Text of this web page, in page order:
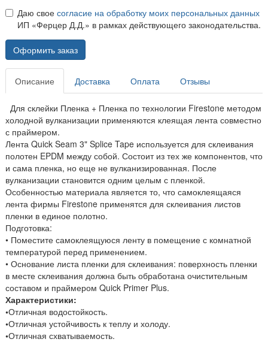
Даю свое согласие на обработку моих персональных данных
ИП «Ферцер Д.Д.» в рамках действующего законодательства.
Оформить заказ
Описание Доставка Оплата Отзывы
Для склейки Пленка + Пленка по технологии Firestone методом
холодной вулканизации применяются клеящая лента совместно
с праймером.
Лента Quick Seam 3" Splice Tape используется для склеивания
полотен EPDM между собой. Состоит из тех же компонентов, что
и сама пленка, но еще не вулканизированная. После
вулканизации становится одним целым с пленкой.
Особенностью материала является то, что самоклеящаяся
лента фирмы Firestone применятся для склеивания листов
пленки в единое полотно.
Подготовка:
• Поместите самоклеящуюся ленту в помещение с комнатной
температурой перед применением.
• Основание листа пленки для склеивания: поверхность пленки
в месте склеивания должна быть обработана очистительным
составом и праймером Quick Primer Plus.
Характеристики:
•Отличная водостойкость.
•Отличная устойчивость к теплу и холоду.
•Отличная схватываемость.